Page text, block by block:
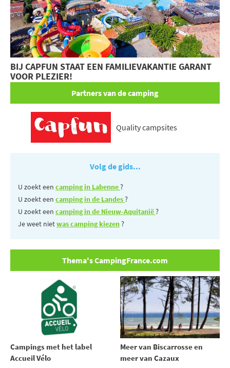
BIJ CAPFUN STAAT EEN FAMILIEVAKANTIE GARANT
VOOR PLEZIER!
Partners van de camping
Quality campsites
Volg de gids...
U zoekt een camping in Labenne?
U zoekt een camping in de Landes?
U zoekt een camping in de Nieuw-Aquitanië?
Je weet nietwas camping kiezen?
Thema's CampingFrance.com
Campings met het label
Accueil Vélo
Meer van Biscarrosse en
meer van Cazaux